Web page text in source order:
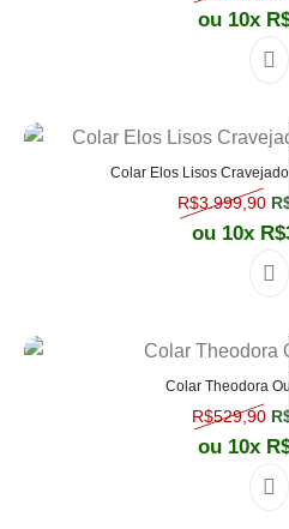
ou 10x
Colar Elos Lisos
R$3.999,90 O
ou 10x R$
Colar Theodora
R$529,90 O
ou 10x